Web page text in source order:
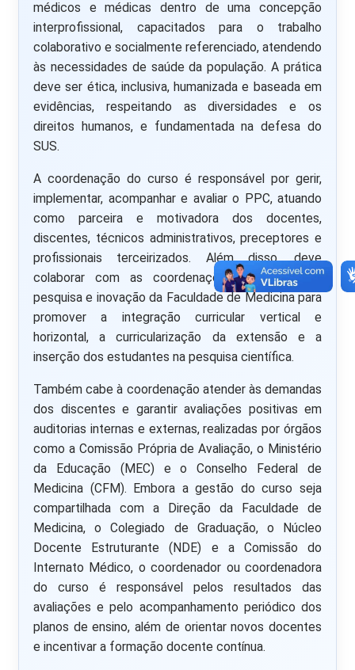
médicos e médicas dentro de uma concepção
interprofissional, capacitados para o trabalho
colaborativo e socialmente referenciado, atendendo
às necessidades de saúde da população. A prática
deve ser ética, inclusiva, humanizada e baseada em
evidências, respeitando as diversidades e os
direitos humanos, e fundamentada na defesa do
SUS.
A coordenação do curso é responsável por gerir,
implementar, acompanhar e avaliar o PPC, atuando
como parceira e motivadora dos docentes,
discentes, técnicos administrativos, preceptores e
profissionais terceirizados. Além disso, deve
colaborar com as coordenações de extensão,
pesquisa e inovação da Faculdade de Medicina para
promover a integração curricular vertical e
horizontal, a curricularização da extensão e a
inserção dos estudantes na pesquisa científica.
Também cabe à coordenação atender às demandas
dos discentes e garantir avaliações positivas em
auditorias internas e externas, realizadas por órgãos
como a Comissão Própria de Avaliação, o Ministério
da Educação (MEC) e o Conselho Federal de
Medicina (CFM). Embora a gestão do curso seja
compartilhada com a Direção da Faculdade de
Medicina, o Colegiado de Graduação, o Núcleo
Docente Estruturante (NDE) e a Comissão do
Internato Médico, o coordenador ou coordenadora
do curso é responsável pelos resultados das
avaliações e pelo acompanhamento periódico dos
planos de ensino, além de orientar novos docentes
e incentivar a formação docente contínua.